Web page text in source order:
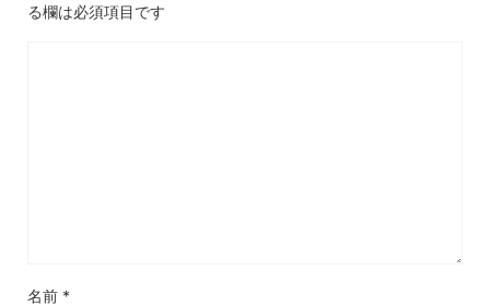
る欄は必須項目です
名前 *